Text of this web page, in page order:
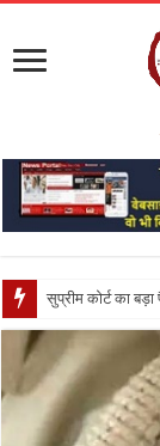
सुप्रीम कोर्ट का